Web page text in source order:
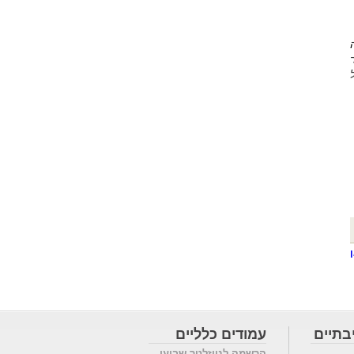
עמודים כלליים